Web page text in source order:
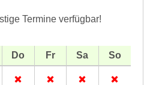
Termine verfügbar!